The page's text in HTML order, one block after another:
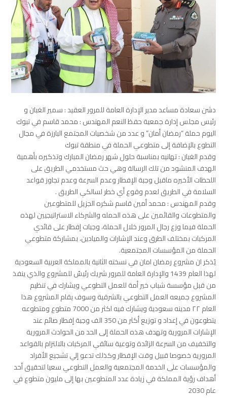
دشن سعادة مساعد مدير الإدارة العامة للمرور العقيد : سمير الغبان و
رئيس مجلس إدارة جمعية حفظ النعم المهندس : محمد قاسم في تبوك
اليوم حملة “رمضان أمان” و عدد من شخصيات المجتمع البارزة في مجال
التطوع بالإضافة إلى متطوعي الحملة في منطقة تبوك
وقدم الغبان : تهانيه بمناسبة حلول شهر رمضان المبارك وتذكيره بأهمية
الهدف المنشود من تلك الرسالة وهي حث مستخدمي الطريق على
اللحظات الأخيره ماقبل وجبة الإفطار وعدم السرعة وعدم تجاوز قواعد
السلامة في الطريق لعدم وقوع أي خطر لسالكي الطريق .
وقدم المهندس : محمد أمين قاسم شكره الجزيل للمتطوعين
والمتطوعات والقائمين على هذه الحمله والشركاء الاستراتيجيين لهذه
الحملة فيما وزع رجال المرور خلال الحملة، وجبات إفطار على قائدي
المركبات بمختلف الطرق وعند الإشارات والميادين، بمشاركة متطوعي
الحملة من المؤسسات المجتمعية.
يُذكر ان مشروع رمضان امان في نسخته الثانية بالمملكة العربية السعودية
لهذا العام 1439 والإدارة العامة للمرور شريك رئيسٌ للمشروع والذي ينفذ
من قبل مؤسسة شباب خير أمة للعمل التطوعي ويشارك في تنظيم
المشروع جميعه العمل التطوعي بالشرقية وسوف يقام المشروع هذا
العام ٢٢ مدينه سعودية ويشارك فيه اكثر من 7000 متطوع ومتطوعه
يتطوعون في إعداد و توزيع أكثر من 350 الف وجبة إفطار صائم عند
الإشارات المرورية وتهدف هذه الحملة إلى الحد من الحوادث المرورية
والتخفيف من السرعة الزائدة وتوعية سائقي المركبات بالالتزام بالقواعد
المرورية خصوصا قبيل وقت الإفطار وكذلك تدعو إلي تشجيع الأفراد
والمؤسسات على الخدمة المجتمعية والعمل التطوعي سعيا لتحقيق أحد
أهداف رؤية المملكة في زيادة عدد المتطوعين بها إلى مليون متطوع في
عام 2030